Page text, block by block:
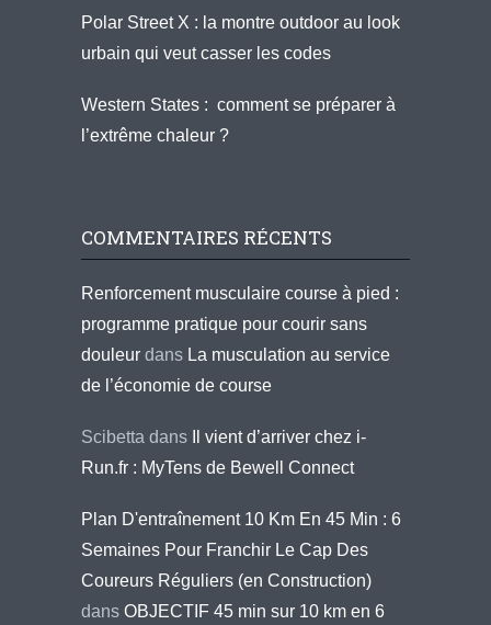
Polar Street X : la montre outdoor au look
urbain qui veut casser les codes
Western States : comment se préparer à
l’extrême chaleur ?
COMMENTAIRES RÉCENTS
Renforcement musculaire course à pied :
programme pratique pour courir sans
douleur dans La musculation au service
de l’économie de course
Scibetta dans
Il vient d’arriver chez i-
Run.fr : MyTens de Bewell Connect
Plan D'entraînement 10 Km En 45 Min : 6
Semaines Pour Franchir Le Cap Des
Coureurs Réguliers (en Construction)
dans OBJECTIF 45 min sur 10 km en 6